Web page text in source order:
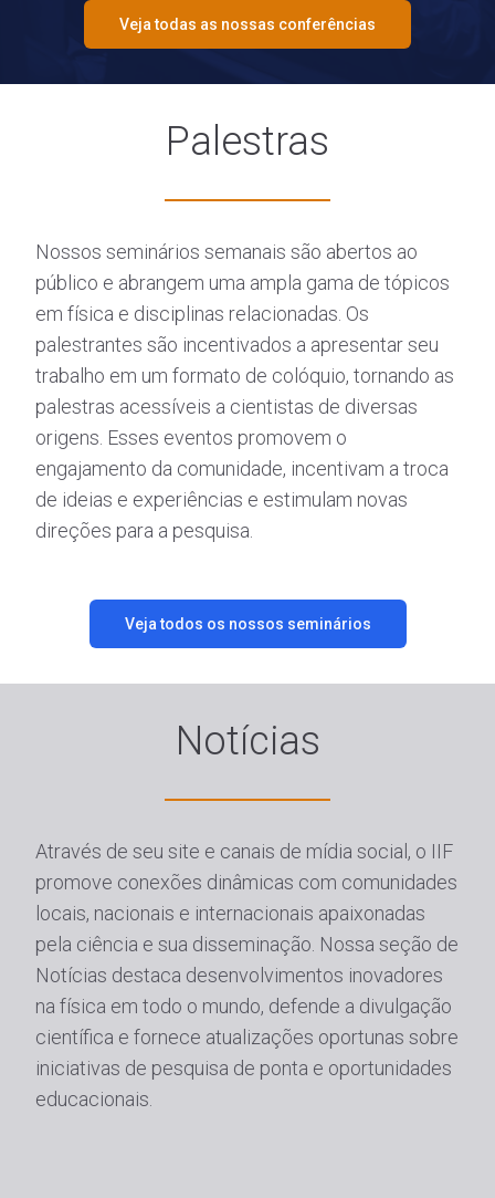
Veja todas as nossas conferências
Palestras
Nossos seminários semanais são abertos ao
público e abrangem uma ampla gama de tópicos
em física e disciplinas relacionadas. Os
palestrantes são incentivados a apresentar seu
trabalho em um formato de colóquio, tornando as
palestras acessíveis a cientistas de diversas
origens. Esses eventos promovem o
engajamento da comunidade, incentivam a troca
de ideias e experiências e estimulam novas
direções para a pesquisa.
Veja todos os nossos seminários
Notícias
Através de seu site e canais de mídia social, o IIF
promove conexões dinâmicas com comunidades
locais, nacionais e internacionais apaixonadas
pela ciência e sua disseminação. Nossa seção de
Notícias destaca desenvolvimentos inovadores
na física em todo o mundo, defende a divulgação
científica e fornece atualizações oportunas sobre
iniciativas de pesquisa de ponta e oportunidades
educacionais.